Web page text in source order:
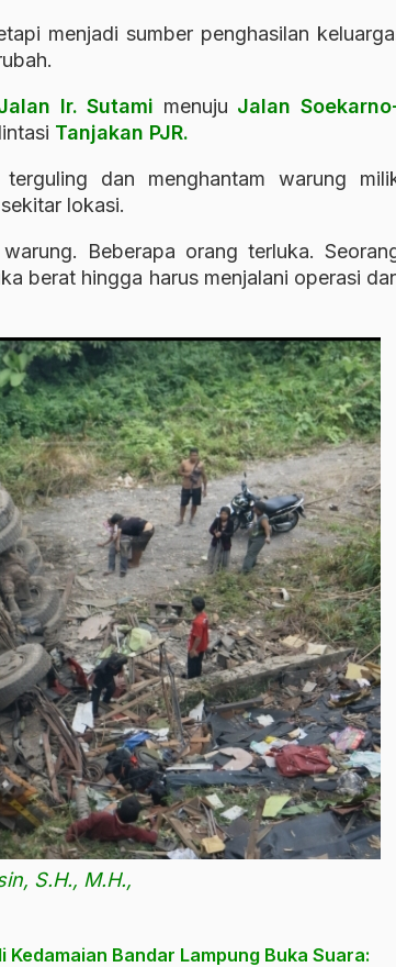
menjadi sumber penghasilan
Ir. Sutami menuju JalanSoekarno
Tanjakan PJR.
dan menghantam warung
lokasi.
Beberapa orang terluka.
berat hingga harus menjalani operasi
S.H., M.H.,
Bandar Lampung Buka Suara: